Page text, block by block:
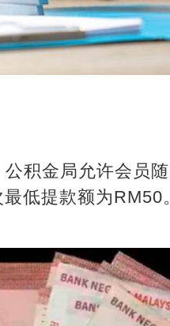
积金局允许会员
低提款额为RM50